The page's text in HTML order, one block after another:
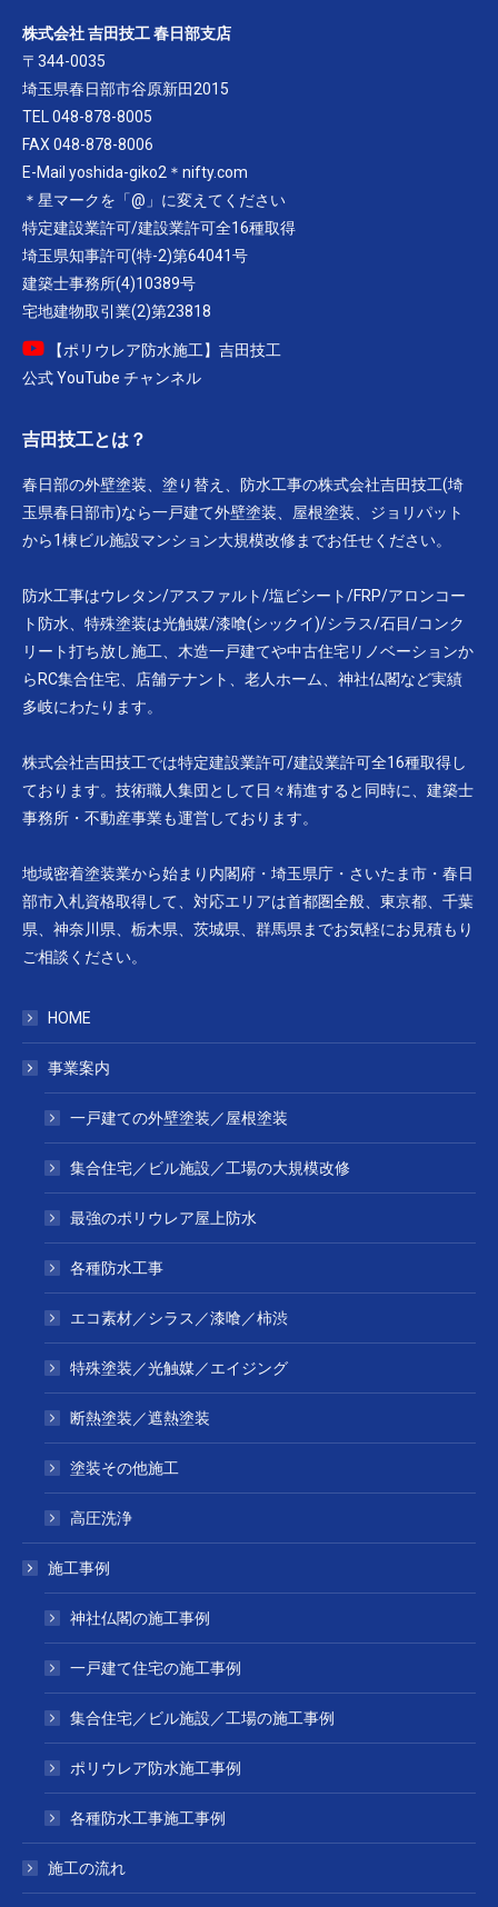
株式会社 吉田技工 春日部支店
〒344-0035
埼玉県春日部市谷原新田2015
TEL 048-878-8005
FAX 048-878-8006
E-Mail yoshida-giko2＊nifty.com
＊星マークを「@」に変えてください
特定建設業許可/建設業許可全16種取得
埼玉県知事許可(特-2)第64041号
建築士事務所(4)10389号
宅地建物取引業(2)第23818
【ポリウレア防水施工】吉田技工
公式 YouTube チャンネル
吉田技工とは？
春日部の外壁塗装、塗り替え、防水工事の株式会社吉田技工(埼
玉県春日部市)なら一戸建て外壁塗装、屋根塗装、ジョリパット
から1棟ビル施設マンション大規模改修までお任せください。
防水工事はウレタン/アスファルト/塩ビシート/FRP/アロンコー
ト防水、特殊塗装は光触媒/漆喰(シックイ)/シラス/石目/コンク
リート打ち放し施工、木造一戸建てや中古住宅リノベーションか
らRC集合住宅、店舗テナント、老人ホーム、神社仏閣など実績
多岐にわたります。
株式会社吉田技工では特定建設業許可/建設業許可全16種取得し
ております。技術職人集団として日々精進すると同時に、建築士
事務所・不動産事業も運営しております。
地域密着塗装業から始まり内閣府・埼玉県庁・さいたま市・春日
部市入札資格取得して、対応エリアは首都圏全般、東京都、千葉
県、神奈川県、栃木県、茨城県、群馬県までお気軽にお見積もり
ご相談ください。
HOME
事業案内
一戸建ての外壁塗装／屋根塗装
集合住宅／ビル施設／工場の大規模改修
最強のポリウレア屋上防水
各種防水工事
エコ素材／シラス／漆喰／柿渋
特殊塗装／光触媒／エイジング
断熱塗装／遮熱塗装
塗装その他施工
高圧洗浄
施工事例
神社仏閣の施工事例
一戸建て住宅の施工事例
集合住宅／ビル施設／工場の施工事例
ポリウレア防水施工事例
各種防水工事施工事例
施工の流れ